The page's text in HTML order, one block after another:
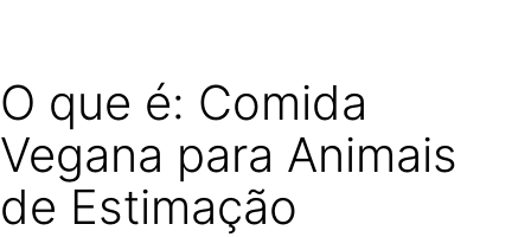
O que é: Comida
Vegana para Animais
de Estimação